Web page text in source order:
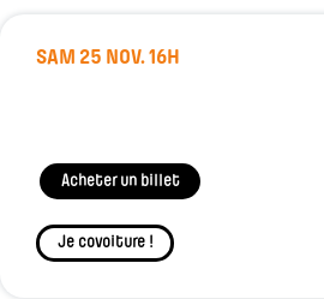
SAM 25 NOV. 16H
Acheter un billet
Je covoiture !